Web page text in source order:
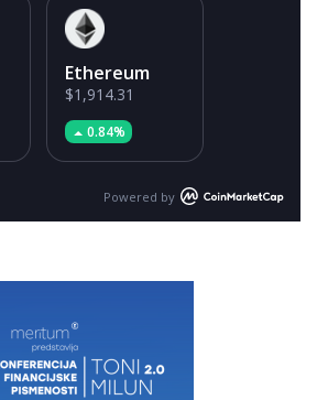
Ethereum
$1,914.31
0.84%
Powered by